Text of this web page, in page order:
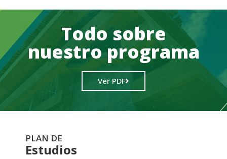
Todo sobre
nuestro programa
Ver PDF
PLAN DE
Estudios